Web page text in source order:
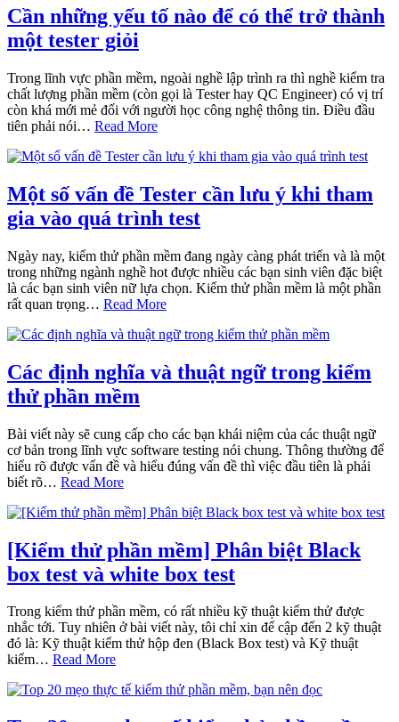
Cần những yếu tố nào để có thể trở thành
một tester giỏi
Trong lĩnh vực phần mềm, ngoài nghề lập trình ra thì nghề kiểm tra
chất lượng phần mềm (còn gọi là Tester hay QC Engineer) có vị trí
còn khá mới mẻ đối với người học công nghệ thông tin. Điều đầu
tiên phải nói… Read More
Một số vấn đề Tester cần lưu ý khi tham
gia vào quá trình test
Ngày nay, kiểm thử phần mềm đang ngày càng phát triển và là một
trong những ngành nghề hot được nhiều các bạn sinh viên đặc biệt
là các bạn sinh viên nữ lựa chọn. Kiểm thử phần mềm là một phần
rất quan trọng… Read More
Các định nghĩa và thuật ngữ trong kiểm
thử phần mềm
Bài viết này sẽ cung cấp cho các bạn khái niệm của các thuật ngữ
cơ bản trong lĩnh vực software testing nói chung. Thông thường để
hiểu rõ được vấn đề và hiểu đúng vấn đề thì việc đầu tiên là phải
biết rõ… Read More
[Kiểm thử phần mềm] Phân biệt Black
box test và white box test
Trong kiểm thử phần mềm, có rất nhiều kỹ thuật kiểm thử được
nhắc tới. Tuy nhiên ở bài viết này, tôi chỉ xin để cập đến 2 kỹ thuật
đó là: Kỹ thuật kiểm thử hộp đen (Black Box test) và Kỹ thuật
kiểm… Read More